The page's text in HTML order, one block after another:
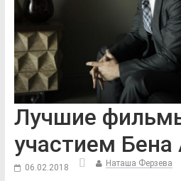
Лучшие
участием
06.02.2018 Наташа Ферзева